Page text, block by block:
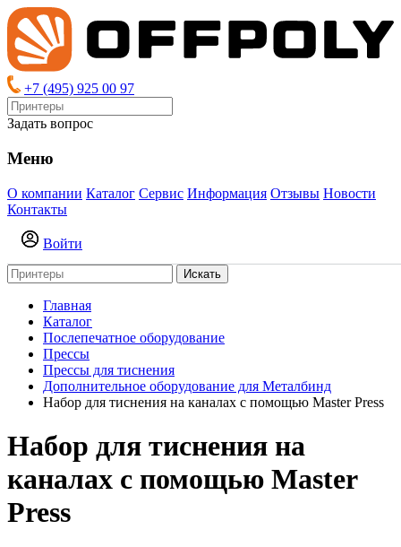
+7 (495) 925 00 97
Задать вопрос
Меню
О компании Каталог Сервис Информация Отзывы Новости
Контакты
Войти
Искать
Главная
Каталог
Послепечатное оборудование
Прессы
Прессы для тиснения
Дополнительное оборудование для Металбинд
Набор для тиснения на каналах с помощью Master Press
Набор для тиснения на
каналах с помощью Master
Press